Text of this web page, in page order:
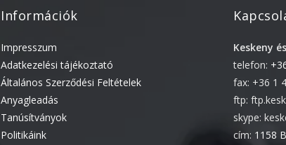
Információk
Impresszum
Adatkezelési tájékoztató
Általános Szerződési Feltételek
Anyagleadás
Tanúsítványok
Politikáink
Keskeny
telefon:
fax: +36 1
ftp:
skype:
cím: 1158